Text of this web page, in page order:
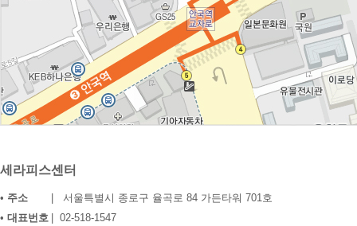
세라피스센터
• 주소
| 서울특별시 종로구 율곡로 84 가든타워 701호
• 대표번호
| 02-518-1547